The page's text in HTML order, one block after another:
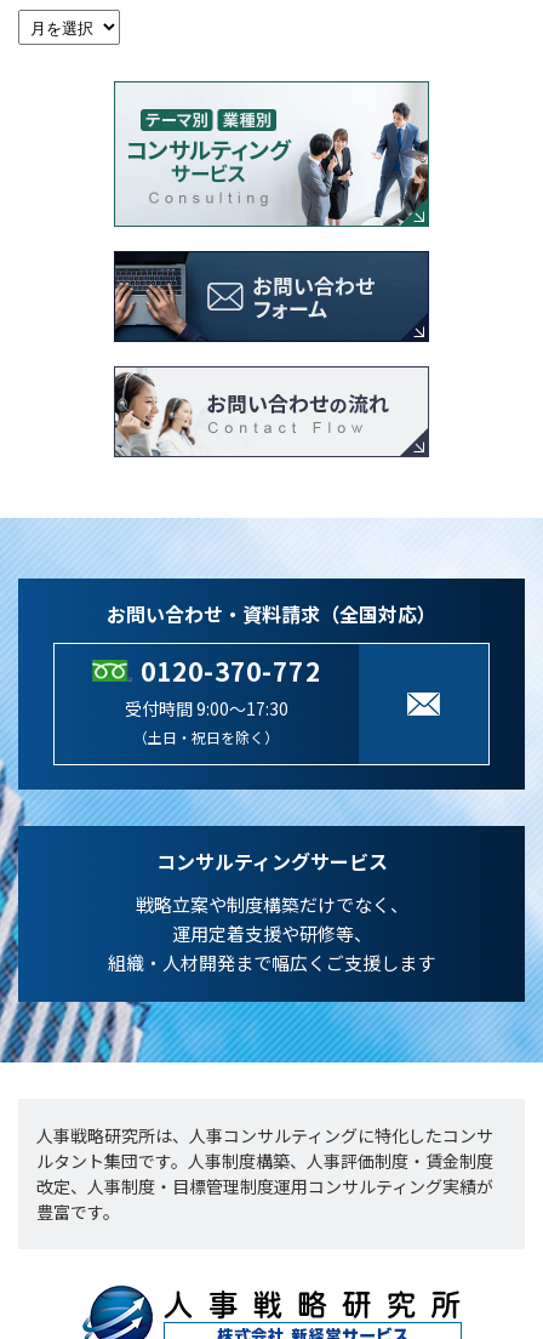
お問い合わせ・資料請求（全国対応）
0120-370-772
受付時間 9:00～17:30
（土日・祝日を除く）
コンサルティングサービス
戦略立案や制度構築だけでなく、
運用定着支援や研修等、
組織・人材開発まで幅広くご支援します
人事戦略研究所は、人事コンサルティングに特化したコンサ
ルタント集団です。人事制度構築、人事評価制度・賃金制度
改定、人事制度・目標管理制度運用コンサルティング実績が
豊富です。